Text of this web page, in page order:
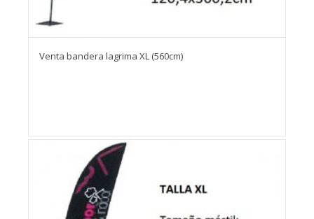
Venta bandera lagrima XL (560cm)